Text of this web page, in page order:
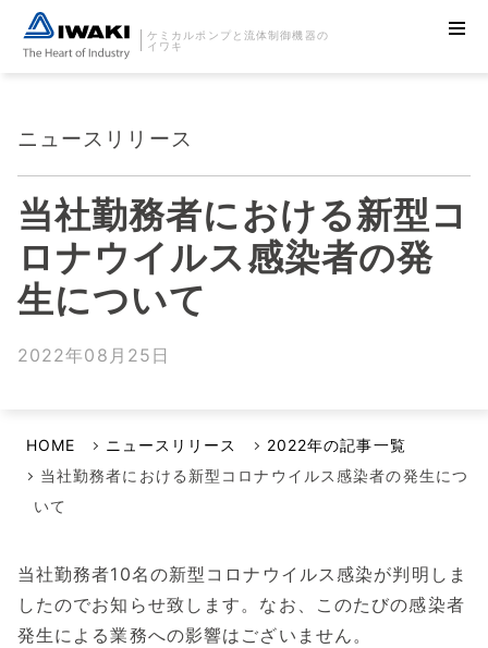
ケミカルポンプと流体制御機器の
イワキ
ニュースリリース
当社勤務者における新型コ
ロナウイルス感染者の発
生について
2022年08月25日
HOME ニュースリリース
2022年の記事一覧
当社勤務者における新型コロナウイルス感染者の発生につ
いて
当社勤務者10名の新型コロナウイルス感染が判明しま
したのでお知らせ致します。なお、このたびの感染者
発生による業務への影響はございません。